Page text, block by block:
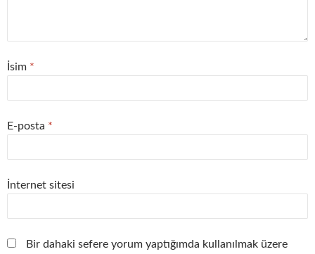
İsim *
E-posta *
İnternet sitesi
Bir dahaki sefere yorum yaptığımda kullanılmak üzere